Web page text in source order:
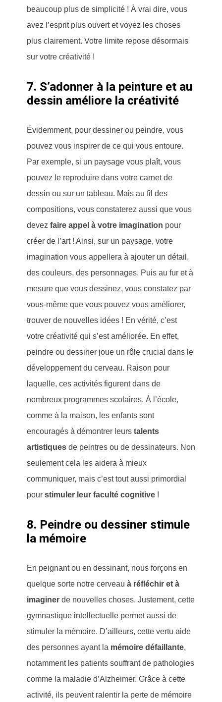
beaucoup plus de simplicité ! À vrai dire, vous
avez l’esprit plus ouvert et voyez les choses
plus clairement. Votre limite repose désormais
sur votre créativité !
7. S’adonner à la peinture et au
dessin améliore la créativité
Évidemment, pour dessiner ou peindre, vous
pouvez vous inspirer de ce qui vous entoure.
Par exemple, si un paysage vous plaît, vous
pouvez le reproduire dans votre carnet de
dessin ou sur un tableau. Mais au fil des
compositions, vous constaterez aussi que vous
devez faire appel à votre imagination pour
créer de l’art ! Ainsi, sur un paysage, votre
imagination vous appellera à ajouter un détail,
des couleurs, des personnages. Puis au fur et à
mesure que vous dessinez, vous constatez par
vous-même que vous pouvez vous améliorer,
trouver de nouvelles idées ! En vérité, c’est
votre créativité qui s’est améliorée. En effet,
peindre ou dessiner joue un rôle crucial dans le
développement du cerveau. Raison pour
laquelle, ces activités figurent dans de
nombreux programmes scolaires. À l’école,
comme à la maison, les enfants sont
encouragés à démontrer leurs talents
artistiques de peintres ou de dessinateurs. Non
seulement cela les aidera à mieux
communiquer, mais c’est tout aussi primordial
pour stimuler leur faculté cognitive !
8. Peindre ou dessiner stimule
la mémoire
En peignant ou en dessinant, nous forçons en
quelque sorte notre cerveau à réfléchir et à
imaginer de nouvelles choses. Justement, cette
gymnastique intellectuelle permet aussi de
stimuler la mémoire. D’ailleurs, cette vertu aide
des personnes ayant la mémoire défaillante,
notamment les patients souffrant de pathologies
comme la maladie d’Alzheimer. Grâce à cette
activité, ils peuvent ralentir la perte de mémoire